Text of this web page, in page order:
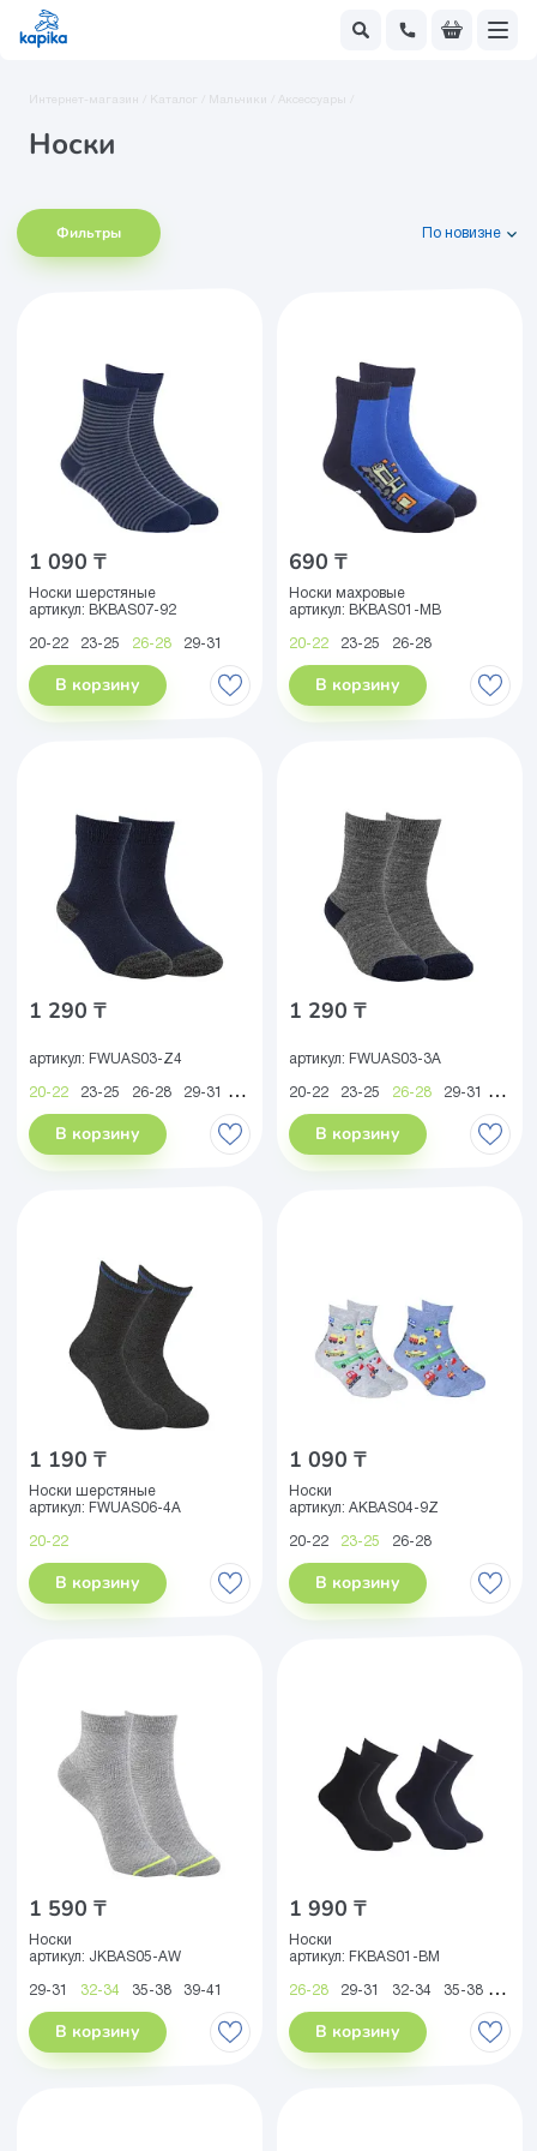
Интернет-магазин / Каталог / Мальчики / Аксессуары /
Носки
Фильтры По новизне
1 090 ₸
Носки шерстяные
артикул: BKBAS07-92
20-22 23-25 26-28 29-31
В корзину
690 ₸
Носки махровые
артикул: BKBAS01-MB
20-22 23-25 26-28
В корзину
1 290 ₸
артикул: FWUAS03-Z4
20-22 23-25 26-28 29-31 32-34 35-38
В корзину
1 290 ₸
артикул: FWUAS03-3A
20-22 23-25 26-28 29-31 32-34
В корзину
1 190 ₸
Носки шерстяные
артикул: FWUAS06-4A
20-22
В корзину
1 090 ₸
Носки
артикул: AKBAS04-9Z
20-22 23-25 26-28
В корзину
1 590 ₸
Носки
артикул: JKBAS05-AW
29-31 32-34 35-38 39-41
В корзину
1 990 ₸
Носки
артикул: FKBAS01-BM
26-28 29-31 32-34 35-38 39-41
В корзину